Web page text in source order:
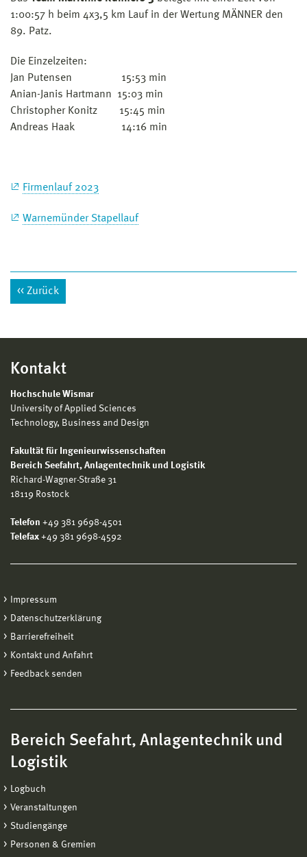
1:00:57 h beim 4x3,5 km Lauf in der Wertung MÄNNER den
89. Patz.
Die Einzelzeiten:
Jan Putensen 15:53 min
Anian-Janis Hartmann 15:03 min
Christopher Konitz 15:45 min
Andreas Haak 14:16 min
Firmenlauf 2023
Warnemünder Stapellauf
Zurück
Kontakt
Hochschule Wismar
University of Applied Sciences
Technology, Business and Design
Fakultät für Ingenieurwissenschaften
Bereich Seefahrt, Anlagentechnik und Logistik
Richard-Wagner-Straße 31
18119 Rostock
Telefon +49 381 9698-4501
Telefax +49 381 9698-4592
Impressum
Datenschutzerklärung
Barrierefreiheit
Kontakt und Anfahrt
Feedback senden
Bereich Seefahrt, Anlagentechnik und
Logistik
Logbuch
Veranstaltungen
Studiengänge
Personen & Gremien